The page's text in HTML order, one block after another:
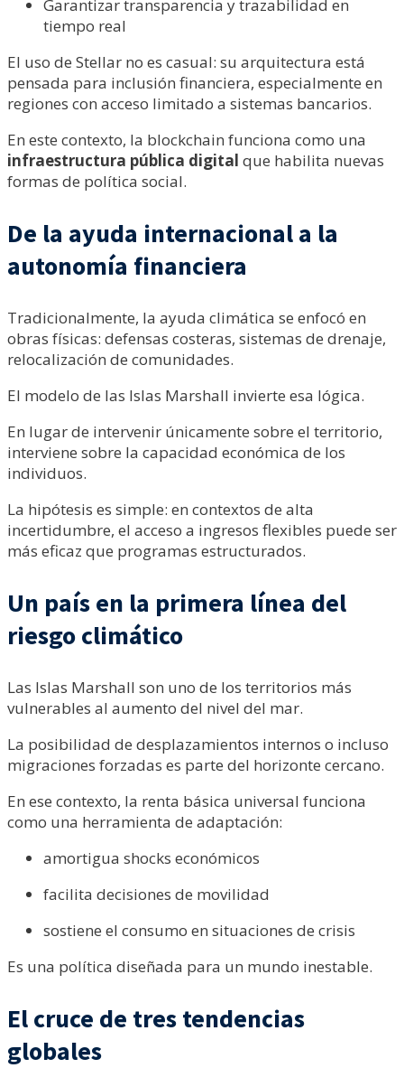
Garantizar transparencia y trazabilidad en
tiempo real
El uso de Stellar no es casual: su arquitectura está
pensada para inclusión financiera, especialmente en
regiones con acceso limitado a sistemas bancarios.
En este contexto, la blockchain funciona como una
infraestructura pública digital que habilita nuevas
formas de política social.
De la ayuda internacional a la
autonomía financiera
Tradicionalmente, la ayuda climática se enfocó en
obras físicas: defensas costeras, sistemas de drenaje,
relocalización de comunidades.
El modelo de las Islas Marshall invierte esa lógica.
En lugar de intervenir únicamente sobre el territorio,
interviene sobre la capacidad económica de los
individuos.
La hipótesis es simple: en contextos de alta
incertidumbre, el acceso a ingresos flexibles puede ser
más eficaz que programas estructurados.
Un país en la primera línea del
riesgo climático
Las Islas Marshall son uno de los territorios más
vulnerables al aumento del nivel del mar.
La posibilidad de desplazamientos internos o incluso
migraciones forzadas es parte del horizonte cercano.
En ese contexto, la renta básica universal funciona
como una herramienta de adaptación:
amortigua shocks económicos
facilita decisiones de movilidad
sostiene el consumo en situaciones de crisis
Es una política diseñada para un mundo inestable.
El cruce de tres tendencias
globales